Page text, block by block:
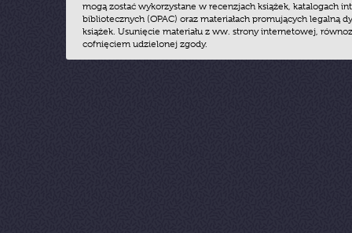
mogą zostać wykorzystane w recenzjach książek, katalogach
bibliotecznych (OPAC) oraz materiałach promujących legalną
książek. Usunięcie materiału z ww. strony internetowej,
cofnięciem udzielonej zgody.